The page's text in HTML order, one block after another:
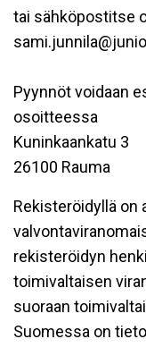
tai sähköpostitse
Pyynnöt voidaan
osoitteessa
Kuninkaankatu 3
26100 Rauma
Rekisteröidyllä on
rekisteröidyn
toimivaltaisen
suoraan
Suomessa on